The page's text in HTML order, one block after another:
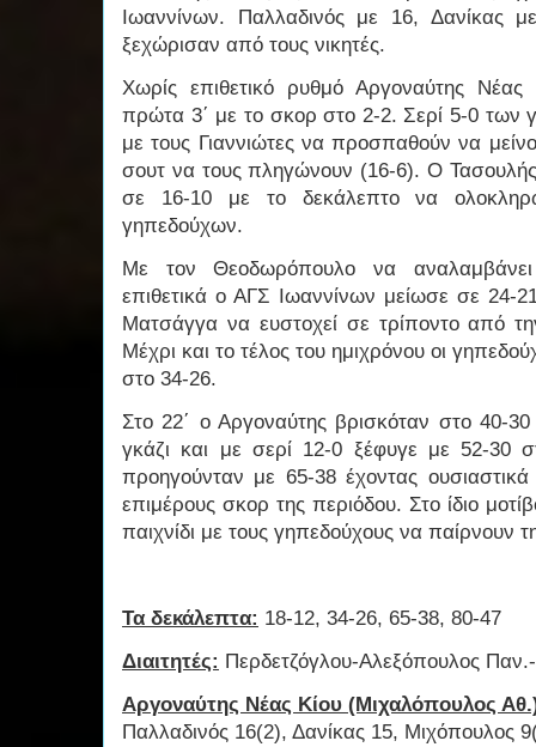
Ιωαννίνων. Παλλαδινός με 16, Δανίκας
ξεχώρισαν από τους νικητές.
Χωρίς επιθετικό ρυθμό Αργοναύτης
πρώτα 3΄ με το σκορ στο 2-2. Σερί 5-0 των
με τους Γιαννιώτες να προσπαθούν να
σουτ να τους πληγώνουν (16-6). Ο
σε 16-10 με το δεκάλεπτο να
γηπεδούχων.
Με τον Θεοδωρόπουλο να αναλαμβάνει
επιθετικά ο ΑΓΣ Ιωαννίνων μείωσε σε 24-
Ματσάγγα να ευστοχεί σε τρίποντο από
Μέχρι και το τέλος του ημιχρόνου οι
στο 34-26.
Στο 22΄ ο Αργοναύτης βρισκόταν στο 40-
γκάζι και με σερί 12-0 ξέφυγε με 52-30
προηγούνταν με 65-38 έχοντας
επιμέρους σκορ της περιόδου. Στο ίδιο
παιχνίδι με τους γηπεδούχους να παίρνουν
Τα δεκάλεπτα: 18-12, 34-26, 65-38, 80-47
Διαιτητές: Περδετζόγλου-Αλεξόπουλος
Αργοναύτης Νέας Κίου (Μιχαλόπουλος
Παλλαδινός 16(2), Δανίκας 15, Μιχόπουλος